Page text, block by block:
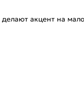
акцент на